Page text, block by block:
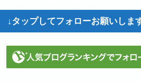
↓タップしてフォローお願いしま